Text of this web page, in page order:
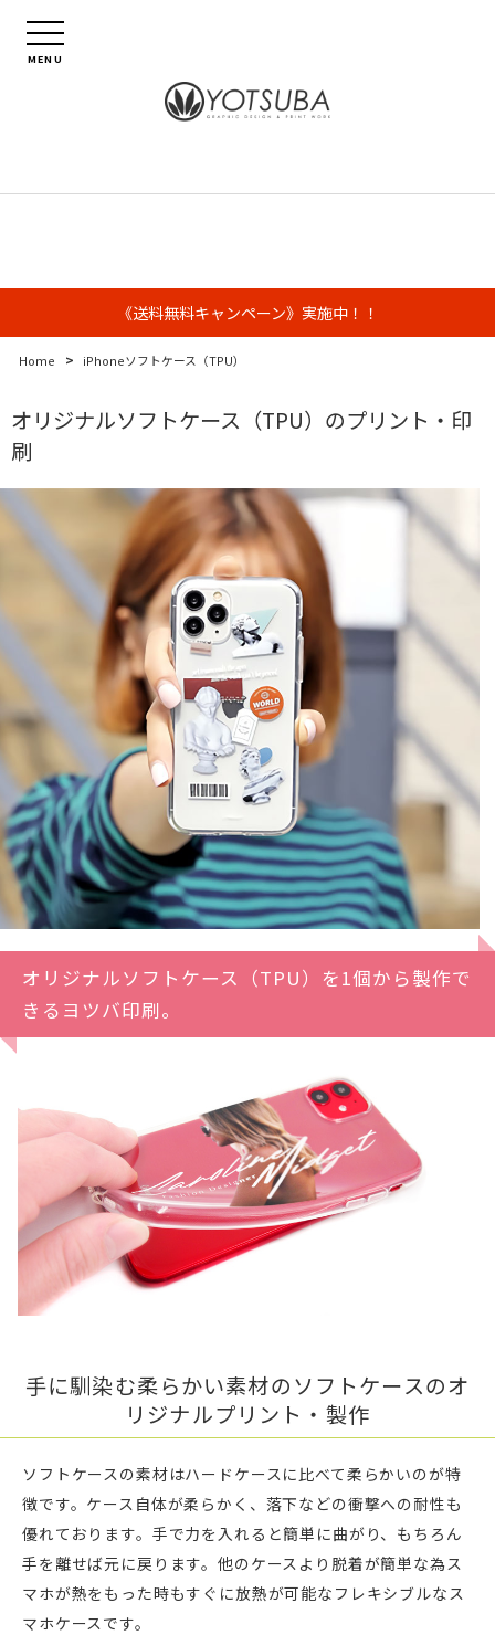
MENU
《送料無料キャンペーン》実施中！！
Home > iPhoneソフトケース（TPU）
オリジナルソフトケース（TPU）のプリント・印
刷
オリジナルソフトケース（TPU）を1個から製作で
きるヨツバ印刷。
手に馴染む柔らかい素材のソフトケースのオ
リジナルプリント・製作
ソフトケースの素材はハードケースに比べて柔らかいのが特
徴です。ケース自体が柔らかく、落下などの衝撃への耐性も
優れております。手で力を入れると簡単に曲がり、もちろん
手を離せば元に戻ります。他のケースより脱着が簡単な為ス
マホが熱をもった時もすぐに放熱が可能なフレキシブルなス
マホケースです。